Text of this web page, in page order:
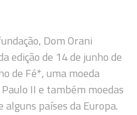
Dom Orani
edição de 14 de junho de
de Fé*, uma moeda
II e também moedas
países da Europa.